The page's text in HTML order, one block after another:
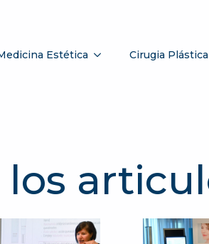
Estética Cirugia Plástica
los